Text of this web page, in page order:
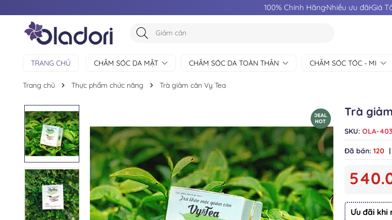
100% Chính HãngNhiều ưu đãiGiá
TRANG CHỦ CHĂM SÓC DA MẶT CHĂM SÓC DA TOÀN THÂN CHĂM SÓC TÓC - MI
Trang chủ Thực phẩm chức năng Trà giảm cân Vy Tea
Trà
SKU: OLA-403
Đã bán: 120 |
Ưu đãi khi